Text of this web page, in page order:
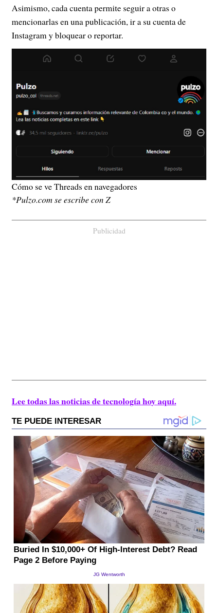
Asimismo, cada cuenta permite seguir a otras o
mencionarlas en una publicación, ir a su cuenta de
Instagram y bloquear o reportar.
Cómo se ve Threads en navegadores
*Pulzo.com se escribe con Z
Publicidad
Lee todas las noticias de tecnología hoy aquí.